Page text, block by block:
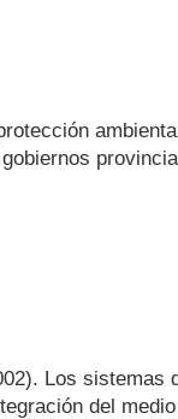
Los sistemas
del